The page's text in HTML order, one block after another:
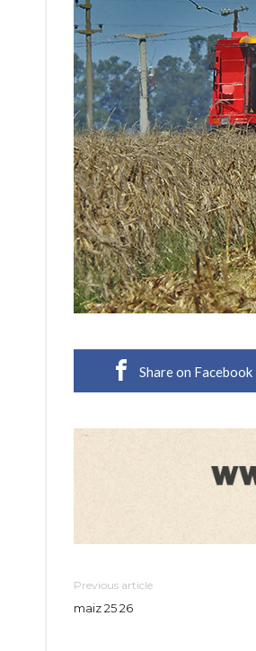
Share on Facebook
Previous article
maiz 25 26